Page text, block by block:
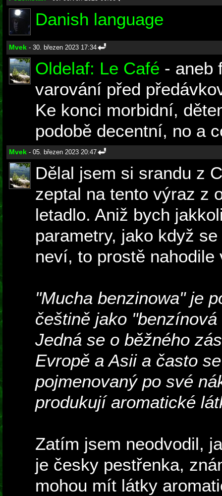
Danish language
Mvek - 30. březen 2023 17:34
Oldelaf: Le Café - aneb
varování před
Ke konci morbidní,
podobě decentní, no a
Mvek - 05. březen 2023 20:47
Dělal jsem si srandu z
zeptal na tento výraz z
letadlo. Aniž bych
parametry, jako když
neví, to prostě
"Mucha benzinowa" je
češtině jako
Jedná se o běžného
Evropě a Asii a často
pojmenovaný po své
produkují aromatické
Zatím jsem neodvodil,
je česky pestřenka,
mohou mít látky